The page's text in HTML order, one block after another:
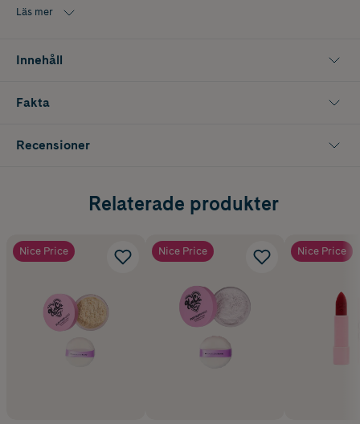
Läs mer
Innehåll
Fakta
Recensioner
Relaterade produkter
Nice Price Nice Price Nice Price